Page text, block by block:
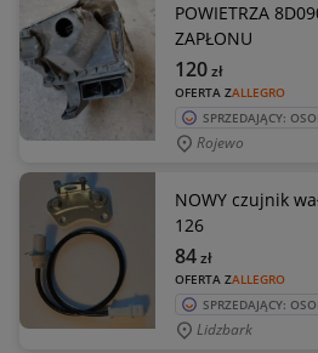
POWIETRZA
ZAPŁONU
OFERTA ZALLEGRO
120zł
SPRZEDAJĄCY:
Rojewo
NOWY czujnik
126
OFERTA ZALLEGRO
84zł
SPRZEDAJĄCY:
Lidzbark